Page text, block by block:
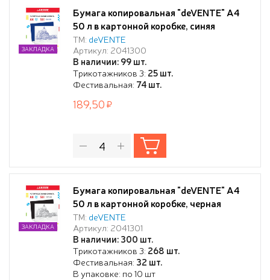
Бумага копировальная "deVENTE" A4
50 л в картонной коробке, синяя
ТМ: deVENTE
Артикул: 2041300
В наличии: 99 шт.
Трикотажников 3: 25 шт.
Фестивальная: 74 шт.
ЗАКЛАДКА
189,50
Бумага копировальная "deVENTE" A4
50 л в картонной коробке, черная
ТМ: deVENTE
Артикул: 2041301
В наличии: 300 шт.
Трикотажников 3: 268 шт.
Фестивальная: 32 шт.
В упаковке: по 10 шт
ЗАКЛАДКА